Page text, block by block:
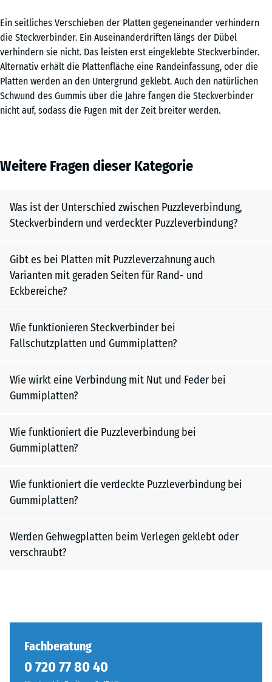
Ein seitliches Verschieben der Platten gegeneinander verhindern
die Steckverbinder. Ein Auseinanderdriften längs der Dübel
verhindern sie nicht. Das leisten erst eingeklebte Steckverbinder.
Alternativ erhält die Plattenfläche eine Randeinfassung, oder die
Platten werden an den Untergrund geklebt. Auch den natürlichen
Schwund des Gummis über die Jahre fangen die Steckverbinder
nicht auf, sodass die Fugen mit der Zeit breiter werden.
Weitere Fragen dieser Kategorie
Was ist der Unterschied zwischen Puzzleverbindung,
Steckverbindern und verdeckter Puzzleverbindung?
Gibt es bei Platten mit Puzzleverzahnung auch
Varianten mit geraden Seiten für Rand- und
Eckbereiche?
Wie funktionieren Steckverbinder bei
Fallschutzplatten und Gummiplatten?
Wie wirkt eine Verbindung mit Nut und Feder bei
Gummiplatten?
Wie funktioniert die Puzzleverbindung bei
Gummiplatten?
Wie funktioniert die verdeckte Puzzleverbindung bei
Gummiplatten?
Werden Gehwegplatten beim Verlegen geklebt oder
verschraubt?
Fachberatung
0 720 77 80 40